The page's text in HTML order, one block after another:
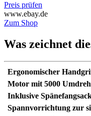
Preis prüfen
www.ebay.de
Zum Shop
Was zeichnet
Ergonomischer
Motor mit 5000
Inklusive
Spannvorrichtung zur